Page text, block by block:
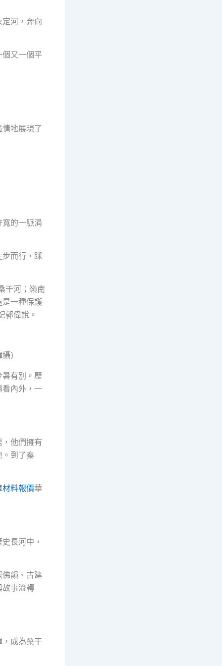
河，奔向
又一個平
地展現了
的一脈涓
而行，踩
干河；嶺南
是一種保護
郭偉說。
）
有別。歷
看內外，一
他們擁有
。到了秦
材料報價華
長河中，
韻、古建
故事流轉
成為桑干